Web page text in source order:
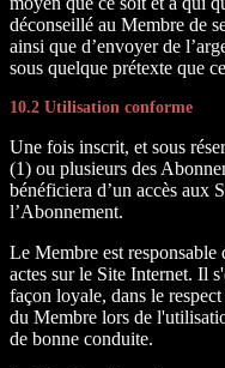
déconseillé au Membre de
ainsi que d’envoyer de
sous quelque prétexte que
10.2 Utilisation conforme
Une fois inscrit, et sous
(1) ou plusieurs des
bénéficiera d’un accès aux
l’Abonnement.
Le Membre est responsable
actes sur le Site Internet. Il
façon loyale, dans le
du Membre lors de
de bonne conduite.